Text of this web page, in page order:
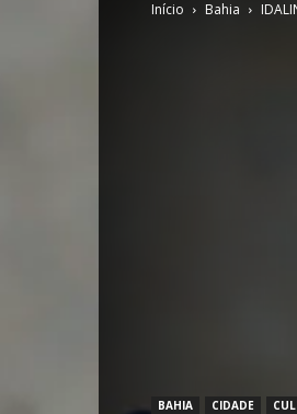
Início Bahia
BAHIA CIDADE